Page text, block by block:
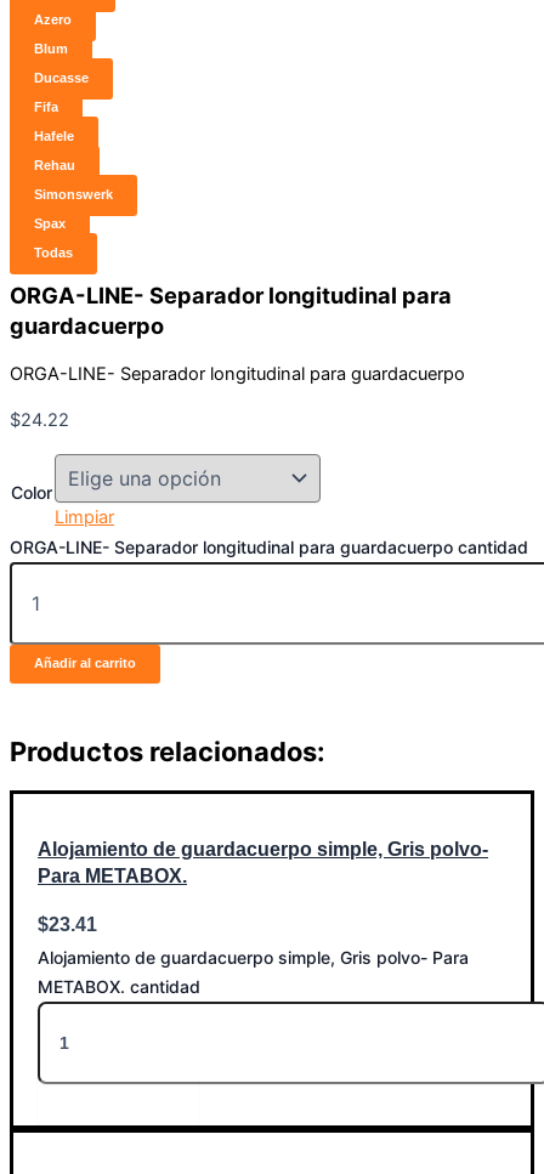
Azero
Blum
Ducasse
Fifa
Hafele
Rehau
Simonswerk
Spax
Todas
ORGA-LINE- Separador longitudinal para
guardacuerpo
ORGA-LINE- Separador longitudinal para guardacuerpo
$24.22
Color
Limpiar
ORGA-LINE- Separador longitudinal para guardacuerpo cantidad
Añadir al carrito
Productos relacionados:
Alojamiento de guardacuerpo simple, Gris polvo-
Para METABOX.
$23.41
Alojamiento de guardacuerpo simple, Gris polvo- Para
METABOX. cantidad